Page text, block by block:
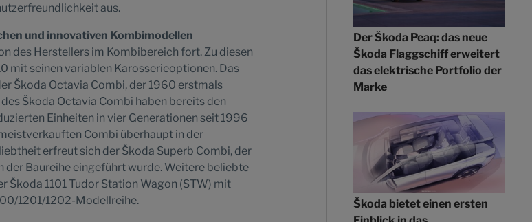
aus.
und innovativen Kombimodellen
des Herstellers im Kombibereich fort. Zu diesen
mit seinen variablen Karosserieoptionen. Das
Škoda Octavia Combi, der 1960 erstmals
Škoda Octavia Combi haben bereits den
Einheiten in vier Generationen seit 1996
Combi überhaupt in der
erfreut sich der Škoda Superb Combi, der
Baureihe eingeführt wurde. Weitere beliebte
1101 Tudor Station Wagon (STW) mit
1201/1202-Modellreihe.
Der Škoda Peaq: das neue
Škoda Flaggschiff erweitert
das elektrische Portfolio der
Marke
Škoda bietet einen ersten